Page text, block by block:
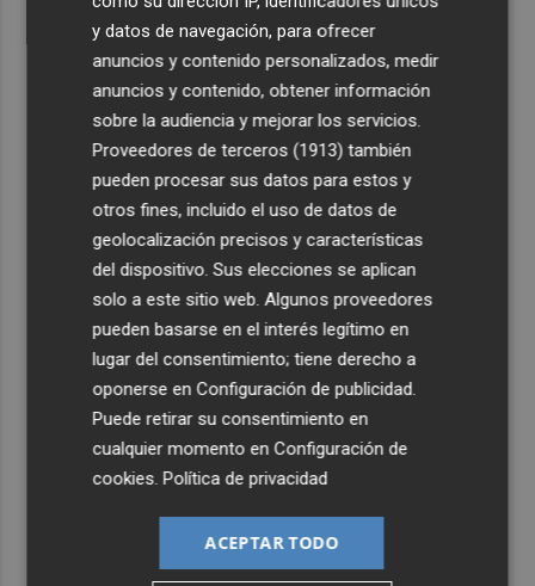
y datos de navegación, para ofrecer
anuncios y contenido personalizados, medir
anuncios y contenido, obtener información
sobre la audiencia y mejorar los servicios.
Proveedores de terceros (1913) también
pueden procesar sus datos para estos y
otros fines, incluido el uso de datos de
geolocalización precisos y características
del dispositivo. Sus elecciones se aplican
solo a este sitio web. Algunos proveedores
pueden basarse en el interés legítimo en
lugar del consentimiento; tiene derecho a
oponerse enConfiguración de publicidad.
Puede retirar su consentimiento en
cualquier momento enConfiguración de
cookies.Política de privacidad
ACEPTAR TODO